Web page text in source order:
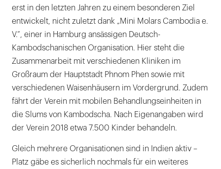
erst in den letzten Jahren zu einem besonderen Ziel
entwickelt, nicht zuletzt dank „Mini Molars Cambodia e.
V.”, einer in Hamburg ansässigen Deutsch-
Kambodschanischen Organisation. Hier steht die
Zusammenarbeit mit verschiedenen Kliniken im
Großraum der Hauptstadt Phnom Phen sowie mit
verschiedenen Waisenhäusern im Vordergrund. Zudem
fährt der Verein mit mobilen Behandlungseinheiten in
die Slums von Kambodscha. Nach Eigenangaben wird
der Verein 2018 etwa 7.500 Kinder behandeln.
Gleich mehrere Organisationen sind in Indien aktiv –
Platz gäbe es sicherlich nochmals für ein weiteres